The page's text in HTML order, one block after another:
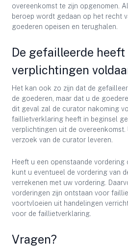
overeenkomst te zijn opgenomen.
beroep wordt gedaan op het recht
goederen opeisen en terughalen.
De gefailleerde heeft
verplichtingen
Het kan ook zo zijn dat de
de goederen, maar dat u de
dit geval zal de curator nakoming
faillietverklaring heeft in beginsel
verplichtingen uit de overeenkomst.
verzoek van de curator leveren.
Heeft u een openstaande vordering
kunt u eventueel de vordering van
verrekenen met uw vordering.
vorderingen zijn ontstaan voor
voortvloeien uit handelingen
voor de faillietverklaring.
Vragen?